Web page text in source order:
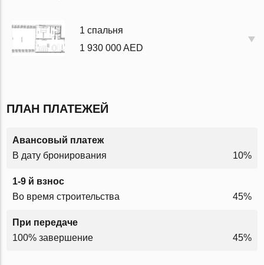
1 спальня
1 930 000 AED
ПЛАН ПЛАТЕЖЕЙ
Авансовый платеж
В дату бронирования
10%
1-9 й взнос
Во время строительства
45%
При передаче
100% завершение
45%